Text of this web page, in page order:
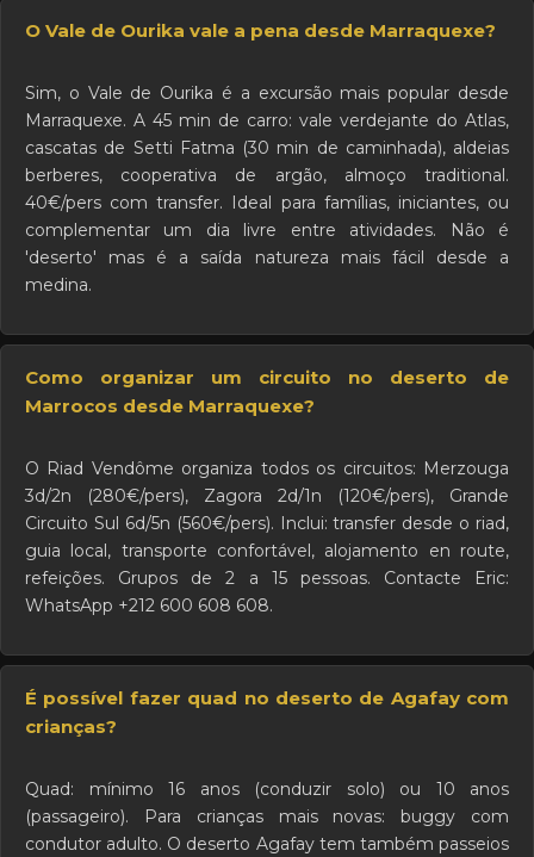
O Vale de Ourika vale a pena desde Marraquexe?
Sim, o Vale de Ourika é a excursão mais popular desde
Marraquexe. A 45 min de carro: vale verdejante do Atlas,
cascatas de Setti Fatma (30 min de caminhada), aldeias
berberes, cooperativa de argão, almoço traditional.
40€/pers com transfer. Ideal para famílias, iniciantes, ou
complementar um dia livre entre atividades. Não é
'deserto' mas é a saída natureza mais fácil desde a
medina.
Como organizar um circuito no deserto de
Marrocos desde Marraquexe?
O Riad Vendôme organiza todos os circuitos: Merzouga
3d/2n (280€/pers), Zagora 2d/1n (120€/pers), Grande
Circuito Sul 6d/5n (560€/pers). Inclui: transfer desde o riad,
guia local, transporte confortável, alojamento en route,
refeições. Grupos de 2 a 15 pessoas. Contacte Eric:
WhatsApp +212 600 608 608.
É possível fazer quad no deserto de Agafay com
crianças?
Quad: mínimo 16 anos (conduzir solo) ou 10 anos
(passageiro). Para crianças mais novas: buggy com
condutor adulto. O deserto Agafay tem também passeios